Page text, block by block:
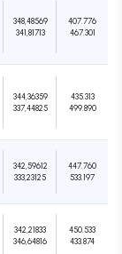
348,48569
341,81713
407.776
467.301
344,36359
337,44825
435.313
499.890
342,59612
333,23125
447.760
533.197
342,21833
346,64816
450.533
433.874